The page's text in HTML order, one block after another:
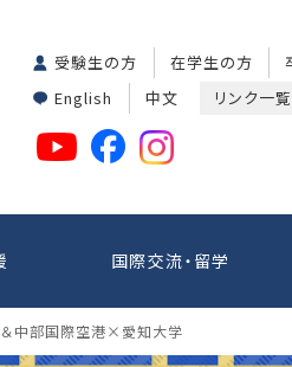
受験生の方 在学生の方
English
中文 リンク一覧
国際交流・留学
中部国際空港×愛知大学